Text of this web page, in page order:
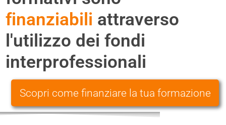
finanziabili attraverso
l'utilizzo dei fondi
interprofessionali
Scopri come finanziare la tua formazione